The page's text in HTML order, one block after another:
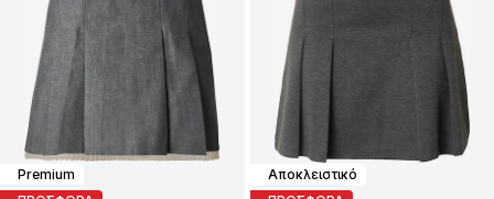
Premium
Αποκλειστικό